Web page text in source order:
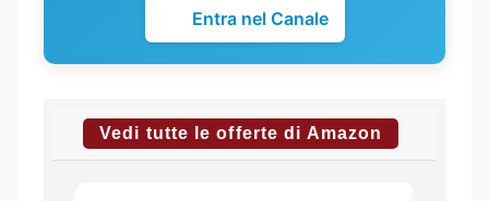
Entra nel Canale